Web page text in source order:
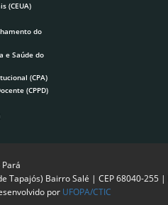
(CEUA)
do
e Saúde do
(CPA)
(CPPD)
Tapajós) Bairro Salé | CEP 68040-
por UFOPA/CTIC